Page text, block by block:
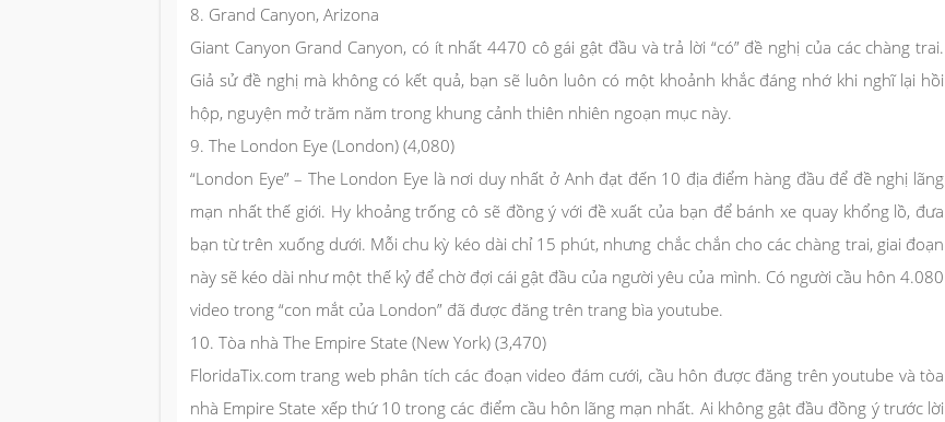
8. Grand Canyon, Arizona
Giant Canyon Grand Canyon, có ít nhất 4470 cô gái gật đầu và trả lời “có” đề nghị của các chàng trai.
Giả sử đề nghị mà không có kết quả, bạn sẽ luôn luôn có một khoảnh khắc đáng nhớ khi nghĩ lại hồi
hộp, nguyện mở trăm năm trong khung cảnh thiên nhiên ngoạn mục này.
9. The London Eye (London) (4,080)
“London Eye” – The London Eye là nơi duy nhất ở Anh đạt đến 10 địa điểm hàng đầu để đề nghị lãng
mạn nhất thế giới. Hy khoảng trống cô sẽ đồng ý với đề xuất của bạn để bánh xe quay khổng lồ, đưa
bạn từ trên xuống dưới. Mỗi chu kỳ kéo dài chỉ 15 phút, nhưng chắc chắn cho các chàng trai, giai đoạn
này sẽ kéo dài như một thế kỷ để chờ đợi cái gật đầu của người yêu của mình. Có người cầu hôn 4.080
video trong “con mắt của London” đã được đăng trên trang bìa youtube.
10. Tòa nhà The Empire State (New York) (3,470)
FloridaTix.com trang web phân tích các đoạn video đám cưới, cầu hôn được đăng trên youtube và tòa
nhà Empire State xếp thứ 10 trong các điểm cầu hôn lãng mạn nhất. Ai không gật đầu đồng ý trước lời